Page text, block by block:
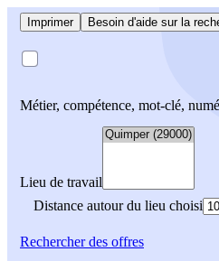
Imprimer Besoin d'aide sur la
Métier, compétence, mot-clé,
Lieu de travail
Distance autour du lieu choisi
Rechercherdes offres